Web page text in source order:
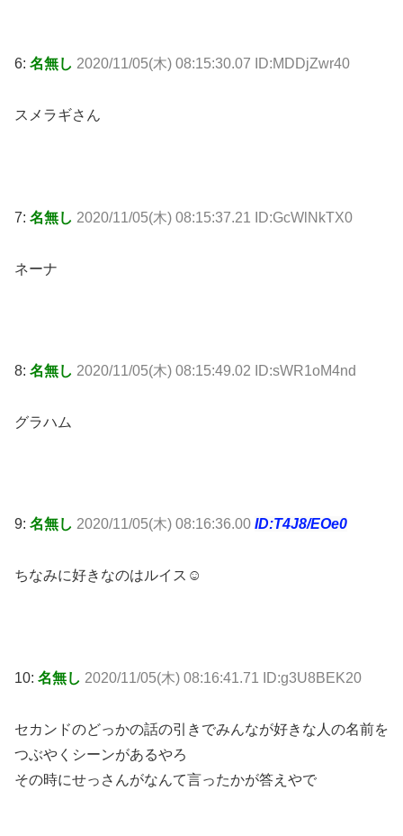
6: 名無し 2020/11/05(木) 08:15:30.07 ID:MDDjZwr40
スメラギさん
7: 名無し 2020/11/05(木) 08:15:37.21 ID:GcWlNkTX0
ネーナ
8: 名無し 2020/11/05(木) 08:15:49.02 ID:sWR1oM4nd
グラハム
9: 名無し 2020/11/05(木) 08:16:36.00 ID:T4J8/EOe0
ちなみに好きなのはルイス☺
10: 名無し 2020/11/05(木) 08:16:41.71 ID:g3U8BEK20
セカンドのどっかの話の引きでみんなが好きな人の名前を
つぶやくシーンがあるやろ
その時にせっさんがなんて言ったかが答えやで